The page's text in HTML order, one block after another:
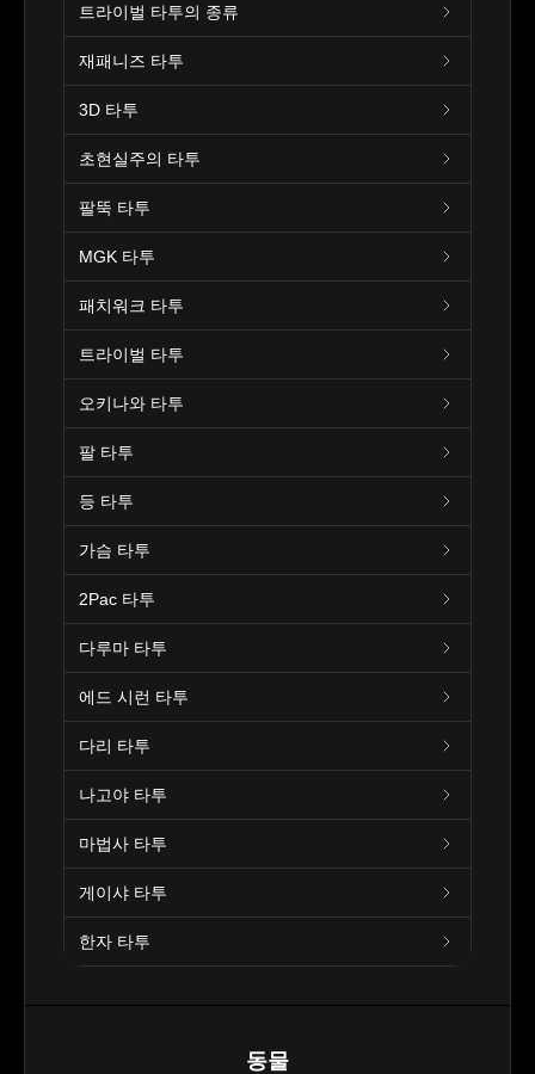
트라이벌 타투의 종류
재패니즈 타투
3D 타투
초현실주의 타투
팔뚝 타투
MGK 타투
패치워크 타투
트라이벌 타투
오키나와 타투
팔 타투
등 타투
가슴 타투
2Pac 타투
다루마 타투
에드 시런 타투
다리 타투
나고야 타투
마법사 타투
게이샤 타투
한자 타투
동물